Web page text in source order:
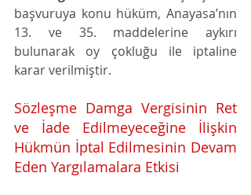
başvuruya konu hüküm, Anayasa’nın
13. ve 35. maddelerine aykırı
bulunarak oy çokluğu ile iptaline
karar verilmiştir.
Sözleşme Damga Vergisinin Ret
ve İade Edilmeyeceğine İlişkin
Hükmün İptal Edilmesinin Devam
Eden Yargılamalara Etkisi